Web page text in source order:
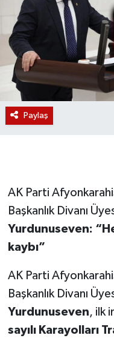
Paylaş
AK Parti
Başkanlık Divanı
Yurdunuseven:
kaybı”
AK Parti
Başkanlık Divanı
Yurdunuseven, ilk
sayılı Karayolları